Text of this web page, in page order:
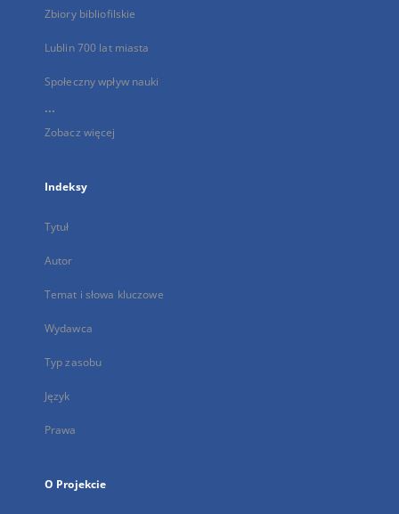
Zbiory bibliofilskie
Lublin 700 lat miasta
Społeczny wpływ nauki
...
Zobacz więcej
Indeksy
Tytuł
Autor
Temat i słowa kluczowe
Wydawca
Typ zasobu
Język
Prawa
O Projekcie